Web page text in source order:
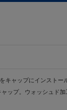
キャップにインストー
ップ。ウォッシュド